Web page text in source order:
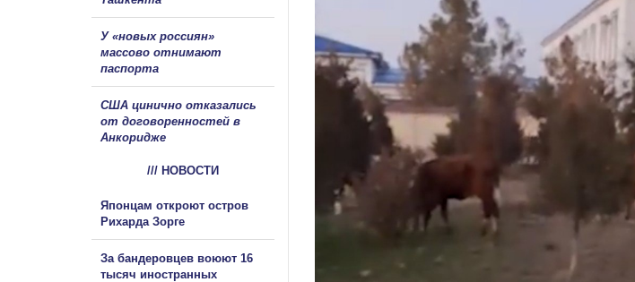
У «новых россиян»
массово отнимают
паспорта
США цинично отказались
от договоренностей в
Анкоридже
/// НОВОСТИ
Японцам откроют остров
Рихарда Зорге
За бандеровцев воюют 16
тысяч иностранных